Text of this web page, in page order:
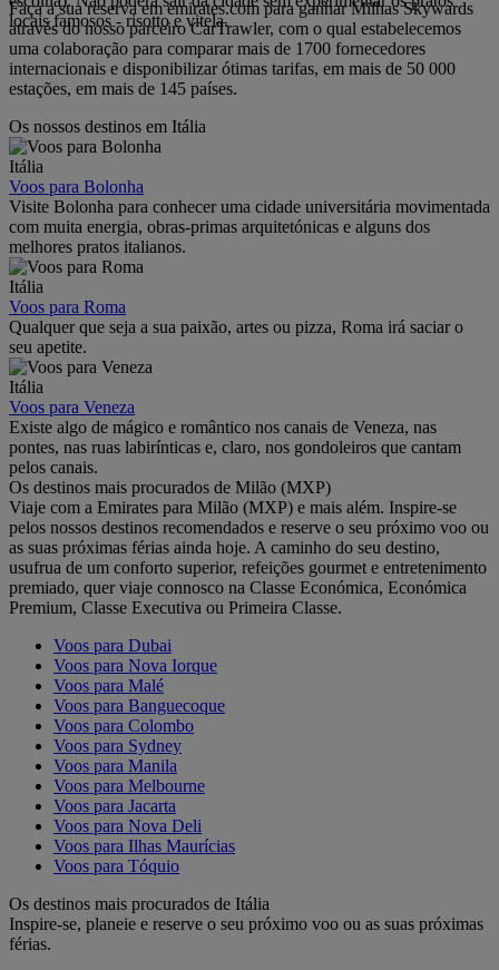
locais famosos - risotto e vitela.
Faça a sua reserva em emirates.com para ganhar Milhas Skywards
através do nosso parceiro CarTrawler, com o qual estabelecemos
uma colaboração para comparar mais de 1700 fornecedores
internacionais e disponibilizar ótimas tarifas, em mais de 50 000
estações, em mais de 145 países.
Os nossos destinos em Itália
Itália
Voos para Bolonha
Visite Bolonha para conhecer uma cidade universitária movimentada
com muita energia, obras-primas arquitetónicas e alguns dos
melhores pratos italianos.
Itália
Voos para Roma
Qualquer que seja a sua paixão, artes ou pizza, Roma irá saciar o
seu apetite.
Itália
Voos para Veneza
Existe algo de mágico e romântico nos canais de Veneza, nas
pontes, nas ruas labirínticas e, claro, nos gondoleiros que cantam
pelos canais.
Os destinos mais procurados de Milão (MXP)
Viaje com a Emirates para Milão (MXP) e mais além. Inspire-se
pelos nossos destinos recomendados e reserve o seu próximo voo ou
as suas próximas férias ainda hoje. A caminho do seu destino,
usufrua de um conforto superior, refeições gourmet e entretenimento
premiado, quer viaje connosco na Classe Económica, Económica
Premium, Classe Executiva ou Primeira Classe.
Voos para Dubai
Voos para Nova Iorque
Voos para Malé
Voos para Banguecoque
Voos para Colombo
Voos para Sydney
Voos para Manila
Voos para Melbourne
Voos para Jacarta
Voos para Nova Deli
Voos para Ilhas Maurícias
Voos para Tóquio
Os destinos mais procurados de Itália
Inspire-se, planeie e reserve o seu próximo voo ou as suas próximas
férias.